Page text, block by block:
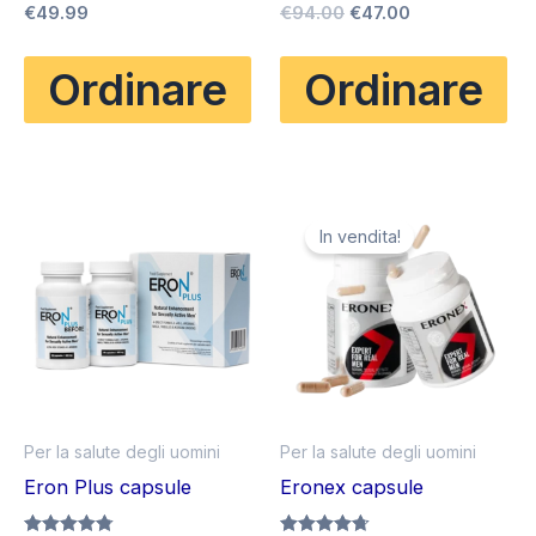
Valutato
€49.99
Ordinare
Valutato
€94.00 Il
originale
era:
€94.00.
€47.00
attuale
è:
€47.00.
Ordinare
Per la salute degli uomini
Eron Plus capsule
In vendita!
Per la salute degli uomini
Eronex capsule